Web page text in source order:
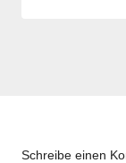
Schreibe einen